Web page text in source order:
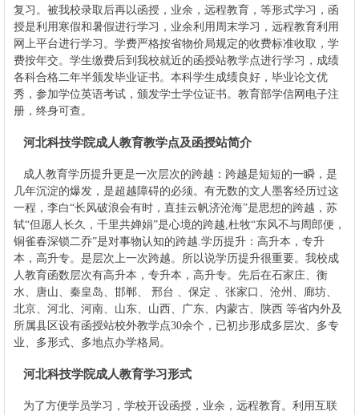
复习。被我校录取后再以函授，业余，远程教育，等形式学习，函
授是利用寒假和暑假进行学习，业余利用周末学习，远程教育利用
网上平台进行学习。学费严格按省物价局规定的收费标准收取，学
费按年交。学生缴费后到我校就近的函授站教学点进行学习，成绩
各科合格二年半颁发毕业证书。本科学生成绩良好，毕业论文优
秀，参加学位英语考试，颁发学士学位证书。教育部学信网电子注
册，终身可查。
河北科技学院成人教育教学点及函授站简介
成人教育学历提升更是一次层次的跨越：跨越是短短的一瞬，是
几年沉淀的爆发，是超越障碍的必须。有无数的文人墨客经历过这
一程，李白“长风破浪会有时，直挂云帆济沧海”是思想的跨越，苏
轼“但愿人长久，千里共婵娟”是心境的跨越,杜牧“东风不与周郎便，
铜雀春深锁二乔”是对事物认知的跨越.学历提升：高升本，专升
本，高升专。是层次上一次跨越。所以说学历提升很重要。 我校成
人教育函数层次有高升本，专升本，高升专。先后在石家庄、衡
水、唐山、秦皇岛、邯郸、 邢台 、保定 、张家口、沧州、廊坊、
北京、河北、河南、山东、山西、广东、内蒙古、陕西 等省内外及
所属县区设有函授站校外教学点30余个，已初步形成多层次、多专
业、多形式、多地点办学格局。
河北科技学院成人教育学习形式
为了方便学员学习，学校开设函授，业余，远程教育。利用互联